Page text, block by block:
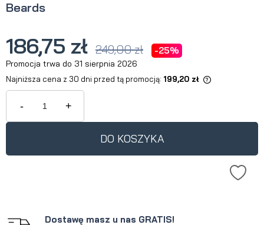
Beards
186,75 zł 249,00 zł -25%
Promocja trwa do 31 sierpnia 2026
Najniższa cena z 30 dni przed tą promocją: 199,20 zł
Jeżeli produkt jest sprzedawany
krócej niż 30 dni, wyświetlana jest
produkt pojawił się w sprzedaży.
- +
DO KOSZYKA
Dostawę masz u nas GRATIS!